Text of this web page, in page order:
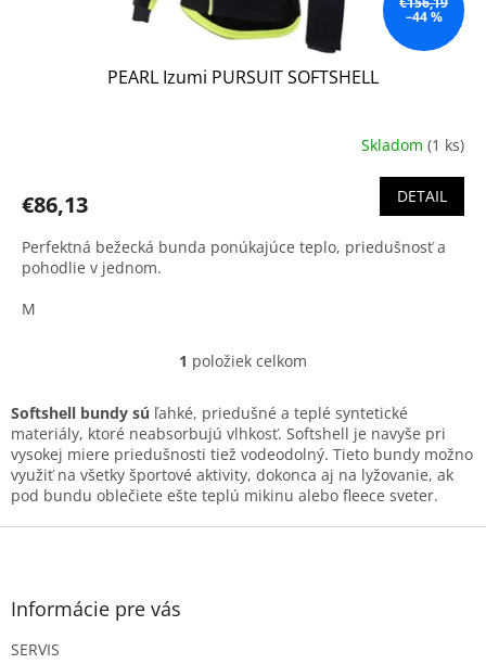
–44 %
PEARL Izumi PURSUIT SOFTSHELL
Skladom (1 ks)
€86,13 DETAIL
Perfektná bežecká bunda ponúkajúce teplo, priedušnosť a
pohodlie v jednom.
M
O
l
á
d
a
c
e
1 položiek celkom
Softshell bundy sú ľahké, priedušné a teplé syntetické
materiály, ktoré neabsorbujú vlhkosť. Softshell je navyše pri
vysokej miere priedušnosti tiež vodeodolný. Tieto bundy možno
využiť na všetky športové aktivity, dokonca aj na lyžovanie, ak
pod bundu oblečiete ešte teplú mikinu alebo fleece sveter.
Z
Informácie pre vás
SERVIS